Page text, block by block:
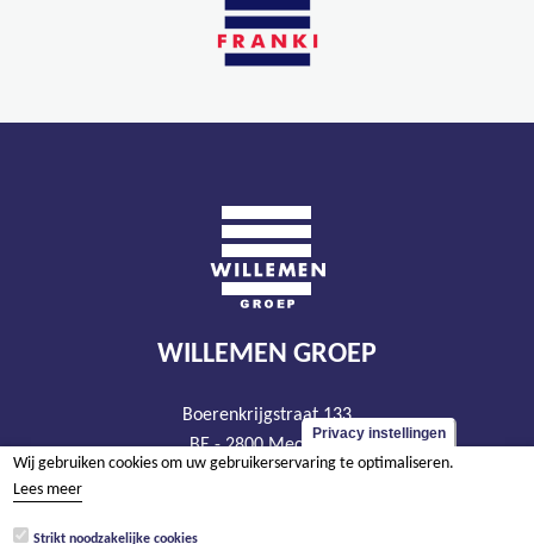
WILLEMEN GROEP
Boerenkrijgstraat 133
BE - 2800 Mechelen
tel +32 15 569 965
Privacy instellingen
Wij gebruiken cookies om uw gebruikerservaring te optimaliseren.
Lees meer
Strikt noodzakelijke cookies